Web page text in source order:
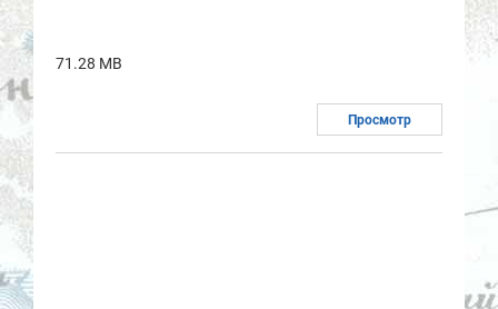
71.28 MB
Просмотр